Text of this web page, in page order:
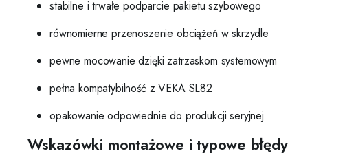
stabilne i trwałe podparcie pakietu szybowego
równomierne przenoszenie obciążeń w skrzydle
pewne mocowanie dzięki zatrzaskom systemowym
pełna kompatybilność z VEKA SL82
opakowanie odpowiednie do produkcji seryjnej
Wskazówki montażowe i typowe błędy